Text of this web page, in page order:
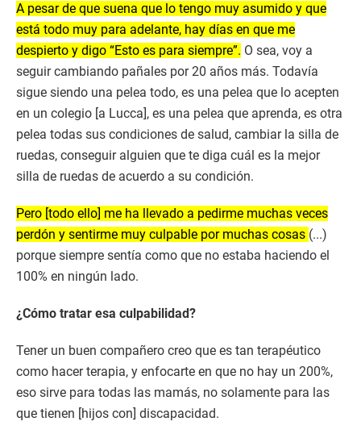
A pesar de que suena que lo tengo muy asumido y que
está todo muy para adelante, hay días en que me
despierto y digo “Esto es para siempre”. O sea, voy a
seguir cambiando pañales por 20 años más. Todavía
sigue siendo una pelea todo, es una pelea que lo acepten
en un colegio [a Lucca], es una pelea que aprenda, es otra
pelea todas sus condiciones de salud, cambiar la silla de
ruedas, conseguir alguien que te diga cuál es la mejor
silla de ruedas de acuerdo a su condición.
Pero [todo ello] me ha llevado a pedirme muchas veces
perdón y sentirme muy culpable por muchas cosas (...)
porque siempre sentía como que no estaba haciendo el
100% en ningún lado.
¿Cómo tratar esa culpabilidad?
Tener un buen compañero creo que es tan terapéutico
como hacer terapia, y enfocarte en que no hay un 200%,
eso sirve para todas las mamás, no solamente para las
que tienen [hijos con] discapacidad.